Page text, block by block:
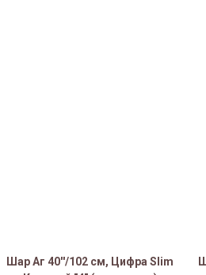
Шар Аг 40''/102 см, Цифра Slim